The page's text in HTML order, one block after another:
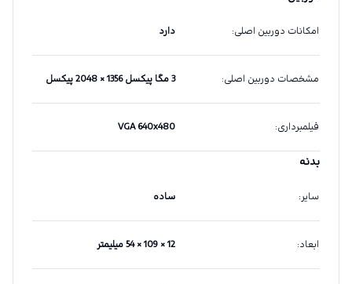
امکانات دوربین اصلی: دارد
مشخصات دوربین اصلی: 3 مگا پیکسل 1356 × 2048 پیکسل
فیلمبرداری:
VGA 640x480
بدنه
سایر: ساده
ابعاد: 12 × 109 × 54 میلیمتر